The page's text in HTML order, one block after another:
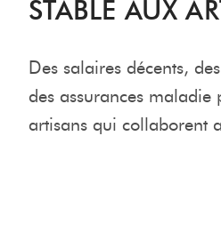
STABLE AUX
Des salaires décents,
des assurances maladie
artisans qui collaborent